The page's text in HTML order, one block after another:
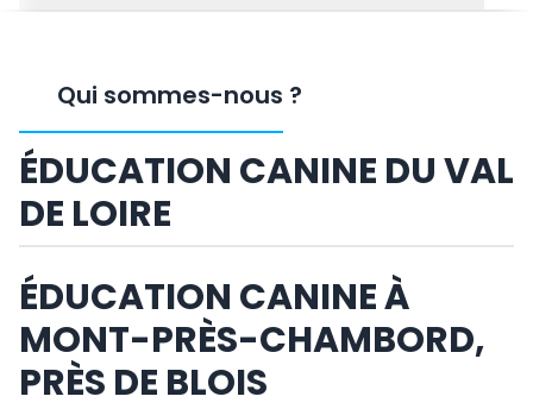
Qui sommes-nous ?
ÉDUCATION CANINE DU VAL
DE LOIRE
ÉDUCATION CANINE À
MONT-PRÈS-CHAMBORD,
PRÈS DE BLOIS